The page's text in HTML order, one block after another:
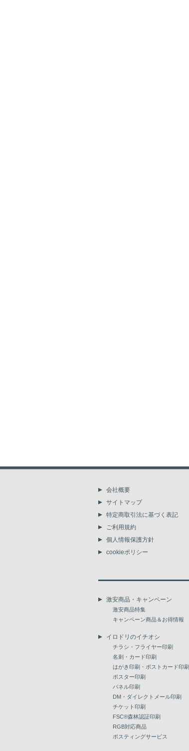
会社概要
サイトマップ
特定商取引法に基づく表記
ご利用規約
個人情報保護方針
cookieポリシー
激安商品・キャンペーン
激安商品特集
キャンペーン商品＆お得情報
イロドリのイチオシ
チラシ・フライヤー印刷
名刺・カード印刷
はがき印刷・ポストカード印刷
ポスター印刷
パネル印刷
DM・ダイレクトメール印刷
チケット印刷
FSC®森林認証印刷
RGB対応商品
ポスティングサービス